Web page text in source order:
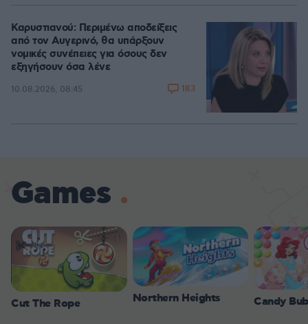
Καρυστιανού: Περιμένω αποδείξεις
από τον Αυγερινό, θα υπάρξουν
νομικές συνέπειες για όσους δεν
εξηγήσουν όσα λένε
10.08.2026, 08:45 183
Games
Cut The Rope Northern Heights Candy